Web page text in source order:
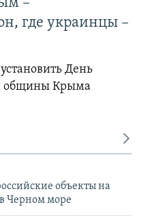
где украинцы –
День
общины Крыма
объекты на
Черном море